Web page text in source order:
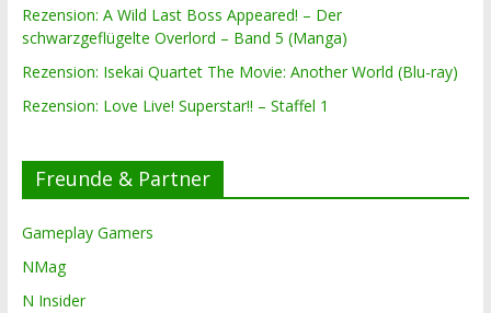
Rezension: A Wild Last Boss Appeared! – Der
schwarzgeflügelte Overlord – Band 5 (Manga)
Rezension: Isekai Quartet The Movie: Another World (Blu-ray)
Rezension: Love Live! Superstar!! – Staffel 1
Freunde & Partner
Gameplay Gamers
NMag
N Insider